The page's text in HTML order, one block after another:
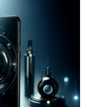
nouvelles
est capable